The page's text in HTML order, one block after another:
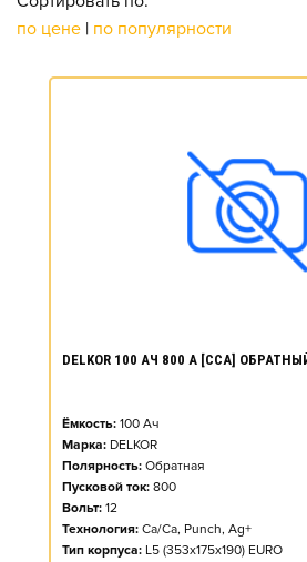
по цене | по популярности
DELKOR 100 АЧ 800 А [CCA]
Ёмкость: 100 Ач
Марка: DELKOR
Полярность: Обратная
Пусковой ток: 800
Вольт: 12
Технология: Ca/Ca, Punch, Ag+
Тип корпуса: L5 (353x175x190) EURO